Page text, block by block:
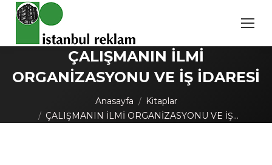
ÇALIŞMANIN İLMİ
ORGANİZASYONU VE İŞ İDARESİ
Anasayfa
Kitaplar
ÇALIŞMANIN İLMİ ORGANİZASYONU VE İŞ…